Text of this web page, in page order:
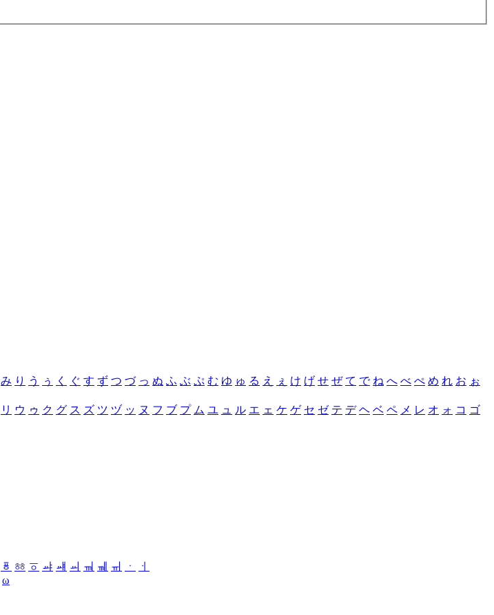
み り う ぅ く ぐ す ず つ づ っ ぬ ふ ぶ ぷ む ゆ ゅ る え ぇ け げ せ ぜ て で ね へ べ ぺ め れ お ぉ
リ ウ ゥ ク グ ス ズ ツ ヅ ッ ヌ フ ブ プ ム ユ ュ ル エ ェ ケ ゲ セ ゼ テ デ ヘ ベ ペ メ レ オ ォ コ ゴ
ㆄ ㆅ ㆆ ㆇ ㆈ ㆉ ㆊ ㆋ ㆌ ㆍ
ㆎ
ω